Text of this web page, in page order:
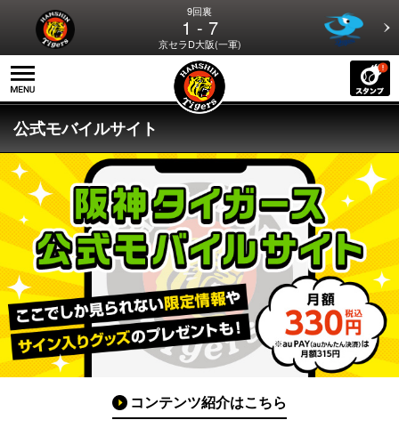
9回裏
1 - 7
京セラD大阪(一軍)
公式モバイルサイト
コンテンツ紹介はこちら